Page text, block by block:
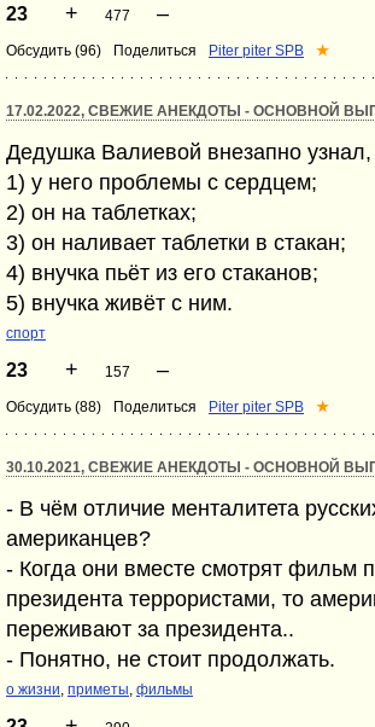
23 + 477 –
Обсудить (96) Поделиться Piter piter SPB ★
17.02.2022, СВЕЖИЕ АНЕКДОТЫ - ОСНОВНОЙ
Дедушка Валиевой внезапно узнал,
1) у него проблемы с сердцем;
2) он на таблетках;
3) он наливает таблетки в стакан;
4) внучка пьёт из его стаканов;
5) внучка живёт с ним.
спорт
23 + 157 –
Обсудить (88) Поделиться Piter piter SPB ★
30.10.2021, СВЕЖИЕ АНЕКДОТЫ - ОСНОВНОЙ
- В чём отличие менталитета
американцев?
- Когда они вместе смотрят фильм
президента террористами, то
переживают за президента..
- Понятно, не стоит продолжать.
о жизни, приметы, фильмы